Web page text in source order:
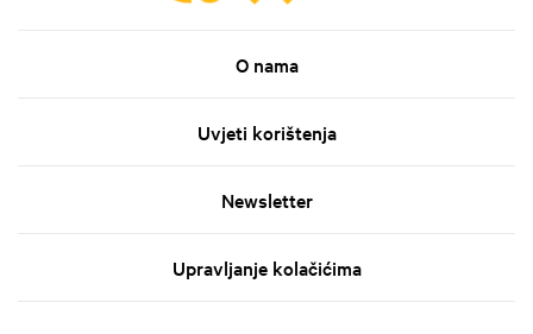
O nama
Uvjeti korištenja
Newsletter
Upravljanje kolačićima